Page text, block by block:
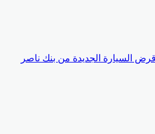
السيارة الجديدة من بنك ناصر